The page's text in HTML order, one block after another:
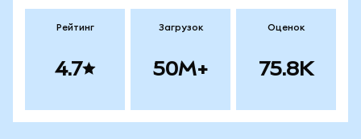
Рейтинг
4.7
Загрузок
50M+
Оценок
75.8K